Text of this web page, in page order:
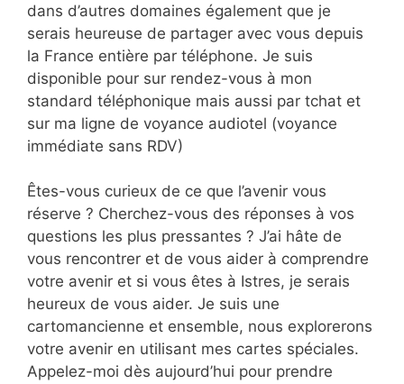
dans d’autres domaines également que je
serais heureuse de partager avec vous depuis
la France entière par téléphone. Je suis
disponible pour sur rendez-vous à mon
standard téléphonique mais aussi par tchat et
sur ma ligne de voyance audiotel (voyance
immédiate sans RDV)
Êtes-vous curieux de ce que l’avenir vous
réserve ? Cherchez-vous des réponses à vos
questions les plus pressantes ? J’ai hâte de
vous rencontrer et de vous aider à comprendre
votre avenir et si vous êtes à Istres, je serais
heureux de vous aider. Je suis une
cartomancienne et ensemble, nous explorerons
votre avenir en utilisant mes cartes spéciales.
Appelez-moi dès aujourd’hui pour prendre